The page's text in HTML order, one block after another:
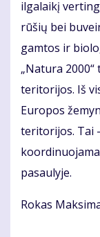
ilgalaikį
rūšių bei
gamtos ir
„Natura
teritorijos. Iš
Europos
teritorijos. Tai
pasaulyje.
Rokas